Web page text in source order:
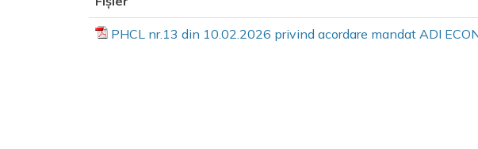
PHCL nr.13 din 10.02.2026 privind acordare mandat ADI